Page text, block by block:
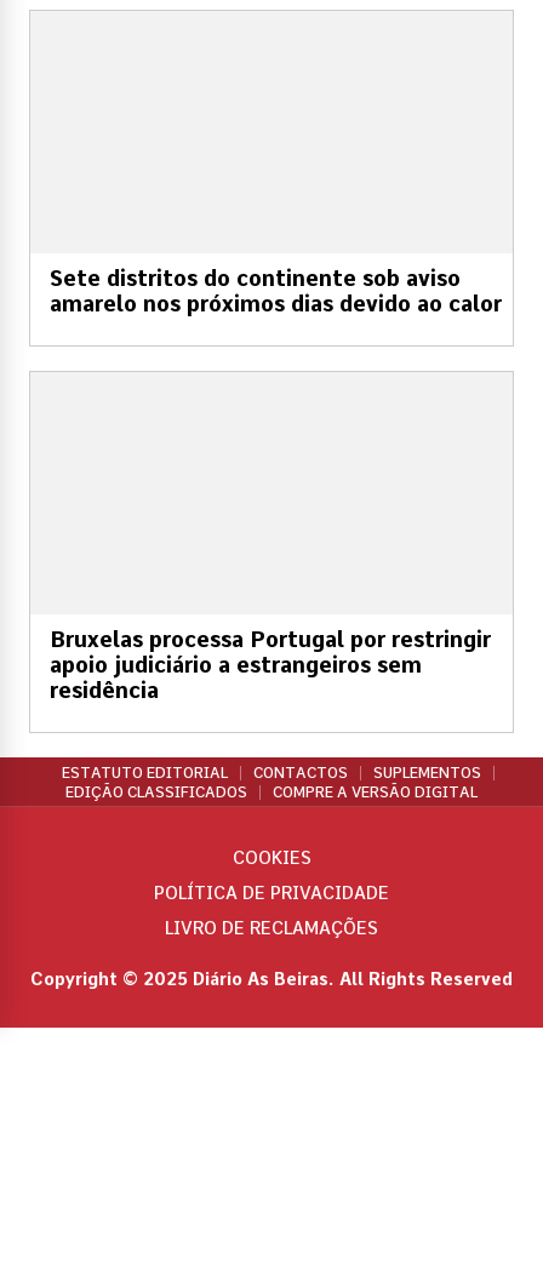
Sete distritos do continente sob aviso
amarelo nos próximos dias devido ao calor
Bruxelas processa Portugal por restringir
apoio judiciário a estrangeiros sem
residência
ESTATUTO EDITORIAL CONTACTOS
SUPLEMENTOS
EDIÇÃO CLASSIFICADOS
COMPRE A VERSÃO DIGITAL
Copyright © 2025 Diário As Beiras. All Rights Reserved
COOKIES
POLÍTICA DE PRIVACIDADE
LIVRO DE RECLAMAÇÕES